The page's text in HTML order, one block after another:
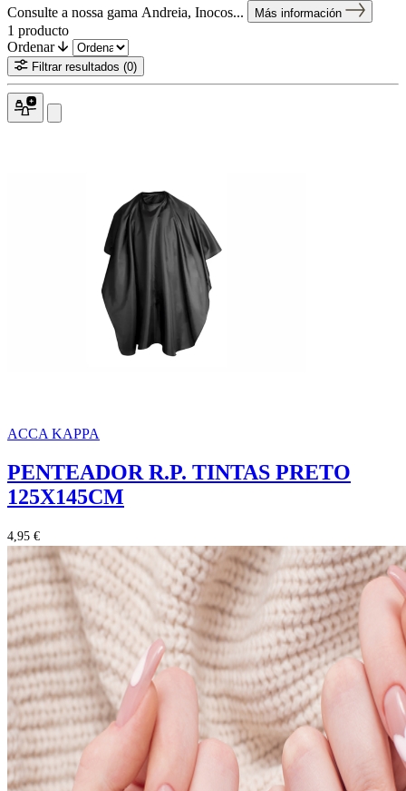
Consulte a nossa gama Andreia, Inocos...
Más información
1 producto
Ordenar
Filtrar resultados (0)
ACCA KAPPA
PENTEADOR R.P. TINTAS PRETO
125X145CM
4,95 €